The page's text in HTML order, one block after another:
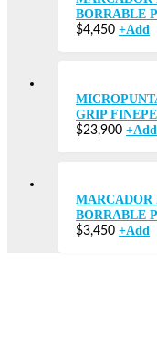
BORRABLE
$4,450 +Add
GRIP
$23,900 +Add
MARCADOR
BORRABLE
$3,450 +Add